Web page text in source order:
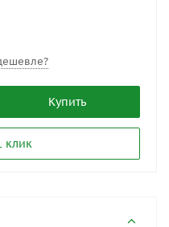
Купить
клик